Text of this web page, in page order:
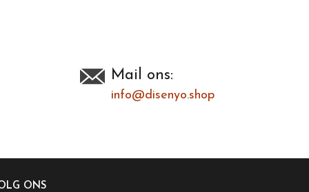
Mail ons:
info@disenyo.shop
ONS